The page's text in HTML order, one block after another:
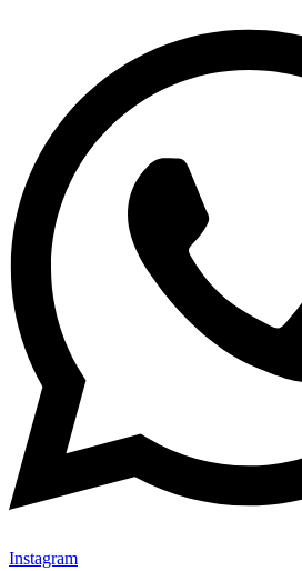
Instagram